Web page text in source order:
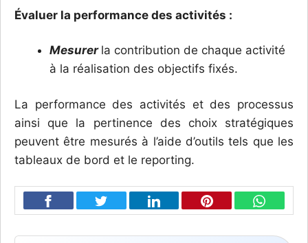
Évaluer la performance des activités :
Mesurer la contribution de chaque activité
à la réalisation des objectifs fixés.
La performance des activités et des processus
ainsi que la pertinence des choix stratégiques
peuvent être mesurés à l’aide d’outils tels que les
tableaux de bord et le reporting.